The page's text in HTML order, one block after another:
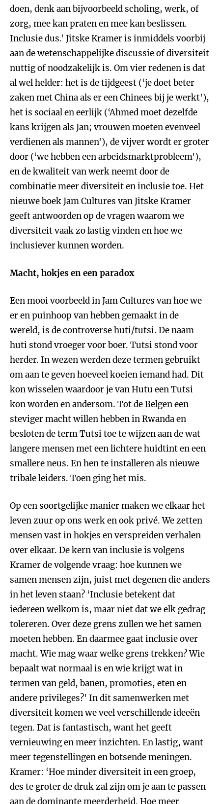
doen, denk aan bijvoorbeeld scholing, werk, of
zorg, mee kan praten en mee kan beslissen.
Inclusie dus.' Jitske Kramer is inmiddels voorbij
aan de wetenschappelijke discussie of diversiteit
nuttig of noodzakelijk is. Om vier redenen is dat
al wel helder: het is de tijdgeest (‘je doet beter
zaken met China als er een Chinees bij je werkt'),
het is sociaal en eerlijk (‘Ahmed moet dezelfde
kans krijgen als Jan; vrouwen moeten evenveel
verdienen als mannen'), de vijver wordt er groter
door (‘we hebben een arbeidsmarktprobleem'),
en de kwaliteit van werk neemt door de
combinatie meer diversiteit en inclusie toe. Het
nieuwe boek Jam Cultures van Jitske Kramer
geeft antwoorden op de vragen waarom we
diversiteit vaak zo lastig vinden en hoe we
inclusiever kunnen worden.
Macht, hokjes en een paradox
Een mooi voorbeeld in Jam Cultures van hoe we
er en puinhoop van hebben gemaakt in de
wereld, is de controverse huti/tutsi. De naam
huti stond vroeger voor boer. Tutsi stond voor
herder. In wezen werden deze termen gebruikt
om aan te geven hoeveel koeien iemand had. Dit
kon wisselen waardoor je van Hutu een Tutsi
kon worden en andersom. Tot de Belgen een
steviger macht willen hebben in Rwanda en
besloten de term Tutsi toe te wijzen aan de wat
langere mensen met een lichtere huidtint en een
smallere neus. En hen te installeren als nieuwe
tribale leiders. Toen ging het mis.
Op een soortgelijke manier maken we elkaar het
leven zuur op ons werk en ook privé. We zetten
mensen vast in hokjes en verspreiden verhalen
over elkaar. De kern van inclusie is volgens
Kramer de volgende vraag: hoe kunnen we
samen mensen zijn, juist met degenen die anders
in het leven staan? ‘Inclusie betekent dat
iedereen welkom is, maar niet dat we elk gedrag
tolereren. Over deze grens zullen we het samen
moeten hebben. En daarmee gaat inclusie over
macht. Wie mag waar welke grens trekken? Wie
bepaalt wat normaal is en wie krijgt wat in
termen van geld, banen, promoties, eten en
andere privileges?' In dit samenwerken met
diversiteit komen we veel verschillende ideeën
tegen. Dat is fantastisch, want het geeft
vernieuwing en meer inzichten. En lastig, want
meer tegenstellingen en botsende meningen.
Kramer: ‘Hoe minder diversiteit in een groep,
des te groter de druk zal zijn om je aan te passen
aan de dominante meerderheid. Hoe meer